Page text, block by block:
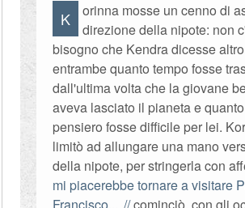
K
orinna mosse un cenno di
direzione della nipote: non
bisogno che Kendra dicesse
entrambe quanto tempo fosse
dall'ultima volta che la giovane
aveva lasciato il pianeta e
pensiero fosse difficile per lei.
limitò ad allungare una mano
della nipote, per stringerla con
mi piacerebbe tornare a visitare